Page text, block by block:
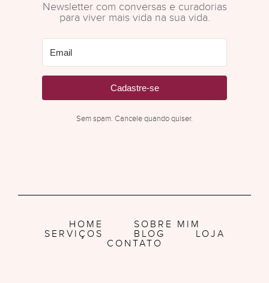
Newsletter com conversas e curadorias
para viver mais vida na sua vida.
Cadastre-se
Sem spam. Cancele quando quiser.
HOME
SOBRE MIM
SERVIÇOS
BLOG
LOJA
CONTATO